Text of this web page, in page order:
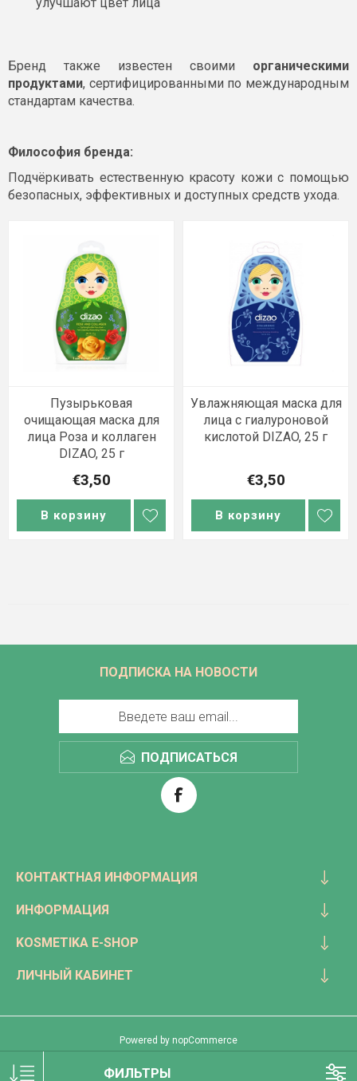
Бренд также известен своими органическими
продуктами, сертифицированными по международным
стандартам качества.
Философия бренда:
Подчёркивать естественную красоту кожи с помощью
безопасных, эффективных и доступных средств ухода.
ФИЛЬТРЫ
Пузырьковая
очищающая маска для
лица Роза и коллаген
DIZAO, 25 г
€3,50
В корзину
Увлажняющая маска для
лица с гиалуроновой
кислотой DIZAO, 25 г
€3,50
В корзину
ПОДПИСКА НА НОВОСТИ
ПОДПИСАТЬСЯ
КОНТАКТНАЯ ИНФОРМАЦИЯ
ИНФОРМАЦИЯ
KOSMETIKA E-SHOP
ЛИЧНЫЙ КАБИНЕТ
Powered by nopCommerce